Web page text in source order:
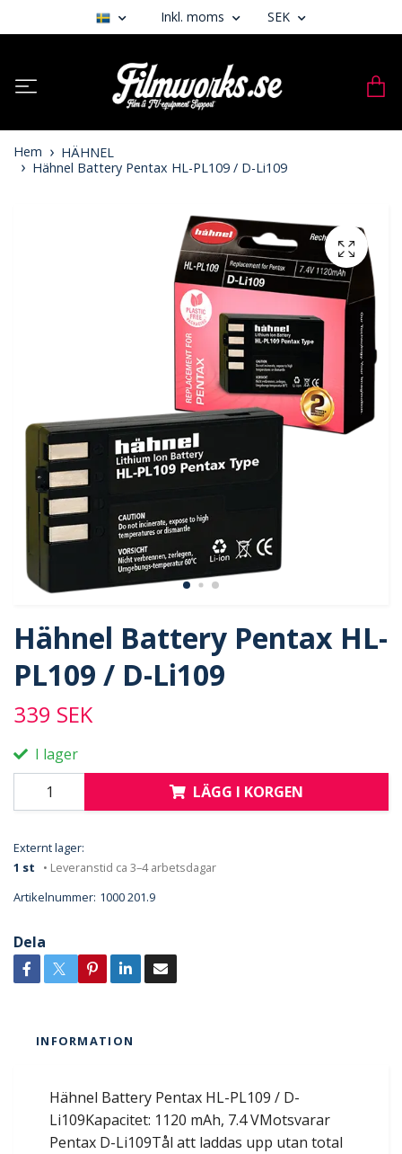
Inkl. moms SEK
Hem
HÄHNEL
Hähnel Battery Pentax HL-PL109 / D-Li109
Hähnel Battery Pentax HL-
PL109 / D-Li109
339 SEK
I lager
LÄGG I KORGEN
Externt lager:
1 st
• Leveranstid ca 3–4 arbetsdagar
Artikelnummer: 1000 201.9
Dela
INFORMATION
Hähnel Battery Pentax HL-PL109 / D-
Li109Kapacitet: 1120 mAh, 7.4 VMotsvarar
Pentax D-Li109Tål att laddas upp utan total